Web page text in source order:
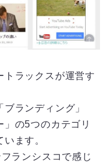
トラックスが運営す
ランディング」
」の5つのカテゴリ
ます。
ランシスコで感じ